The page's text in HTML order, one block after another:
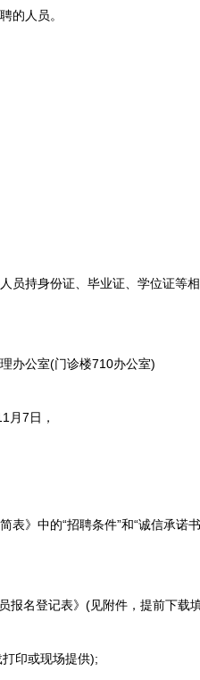
的人员。
持身份证、毕业证、学位证等
公室(门诊楼710办公室)
7日，
》中的“招聘条件”和“诚信承诺
名登记表》(见附件，提前下载
印或现场提供);